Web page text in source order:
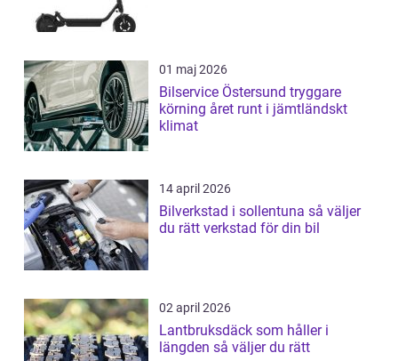
01 maj 2026
Bilservice Östersund tryggare
körning året runt i jämtländskt
klimat
14 april 2026
Bilverkstad i sollentuna så väljer
du rätt verkstad för din bil
02 april 2026
Lantbruksdäck som håller i
längden så väljer du rätt